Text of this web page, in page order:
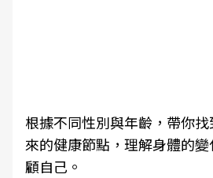
根據不同性別與年齡，帶你
來的健康節點，理解身體的
顧自己。